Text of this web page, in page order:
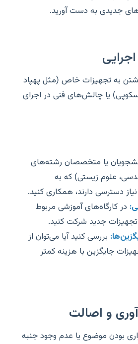
جدیدی به دست آورید.
به تجهیزات خاص (مثل پهپاد
یا چالش‌های فنی در اجرای
یا متخصصان رشته‌های
علوم زیستی) که به
دسترسی دارند، همکاری کنید.
در کارگاه‌های آموزشی مربوط
جدید شرکت کنید.
بررسی کنید آیا می‌توان از
جایگزین با هزینه کمتر
و اصالت
بودن موضوع یا عدم وجود جنبه